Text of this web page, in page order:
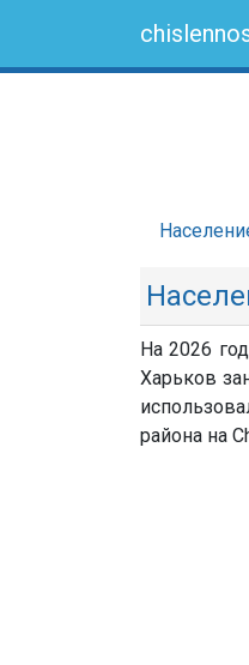
На 2026
Харьков
района на